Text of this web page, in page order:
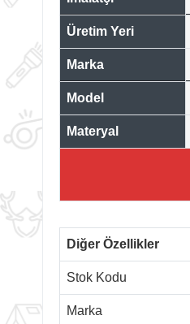
Üretim Yeri
Marka
Model
Materyal
Diğer Özellikler
Stok Kodu
Marka